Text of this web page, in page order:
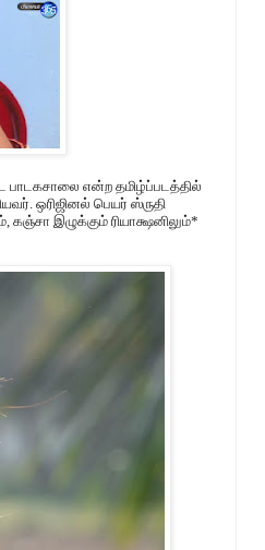
என்ற தமிழ்ப்படத்தில்
ஒரிஜினல் பெயர் ஸ்ருதி
கஞ்சா இழுக்கும் ரியாக்ஷனிலும்*